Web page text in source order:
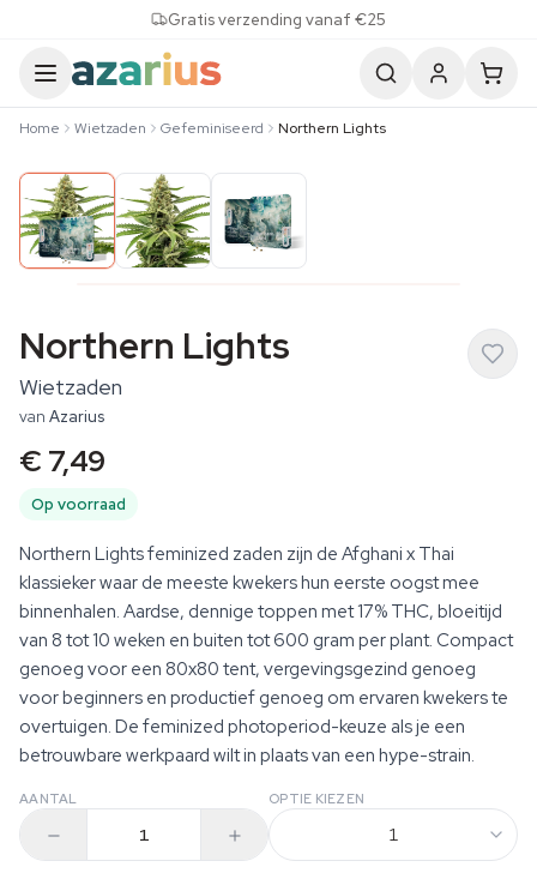
Gratis verzending vanaf €25
Home Wietzaden Gefeminiseerd Northern Lights
Northern Lights
Wietzaden
van Azarius
€ 7,49
Op voorraad
Northern Lights feminized zaden zijn de Afghani x Thai
klassieker waar de meeste kwekers hun eerste oogst mee
binnenhalen. Aardse, dennige toppen met 17% THC, bloeitijd
van 8 tot 10 weken en buiten tot 600 gram per plant. Compact
genoeg voor een 80x80 tent, vergevingsgezind genoeg
voor beginners en productief genoeg om ervaren kwekers te
overtuigen. De feminized photoperiod-keuze als je een
betrouwbare werkpaard wilt in plaats van een hype-strain.
AANTAL OPTIE KIEZEN
1